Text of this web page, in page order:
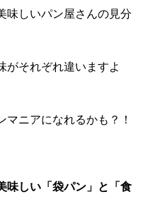
味しいパン屋さんの見分
がそれぞれ違いますよ
マニアになれるかも？！
味しい「袋パン」と「食